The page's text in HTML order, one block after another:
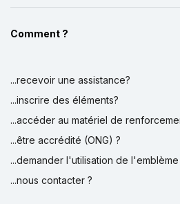
Comment ?
...recevoir une assistance?
...inscrire des éléments?
...accéder au matériel de
...être accrédité (ONG) ?
...demander l'utilisation de l'emblème
...nous contacter ?